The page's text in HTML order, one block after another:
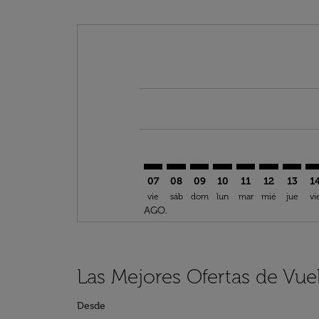
07
vie
AGO.
08
sáb
09
dom
10
lun
11
mar
12
mié
13
jue
Las Mejores Ofertas de
Desde